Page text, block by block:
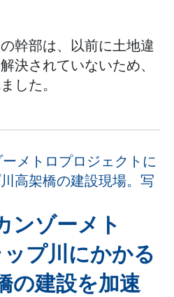
幹部は、以前に土地違
決されていないため、
した。
ンゾーメト
プ川にかかる
の建設を加速